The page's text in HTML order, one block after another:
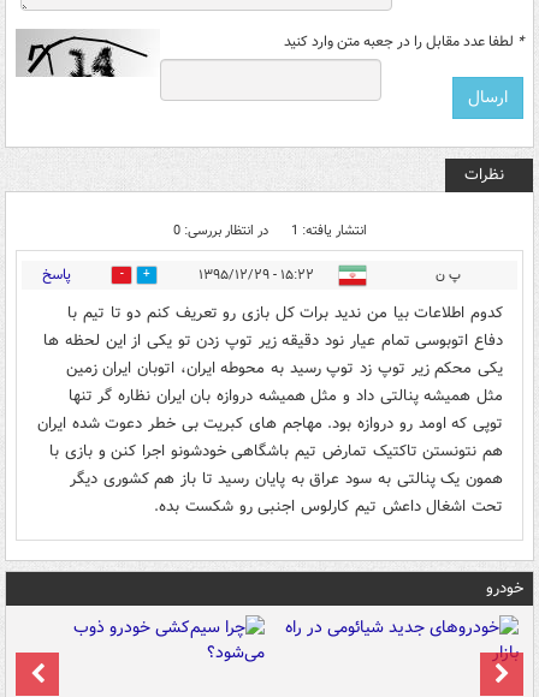
* لطفا عدد مقابل را در جعبه متن وارد کنید
نظرات
انتشار یافته: 1 در انتظار بررسی: 0
پ ن ۱۵:۲۲ - ۱۳۹۵/۱۲/۲۹ 1 پاسخ
کدوم اطلاعات بیا من ندید برات کل بازی رو تعریف کنم دو تا تیم با
دفاع اتوبوسی تمام عیار نود دقیقه زیر توپ زدن تو یکی از این لحظه ها
یکی محکم زیر توپ زد توپ رسید به محوطه ایران، اتوبان ایران زمین
مثل همیشه پنالتی داد و مثل همیشه دروازه بان ایران نظاره گر تنها
توپی که اومد رو دروازه بود. مهاجم های کبریت بی خطر دعوت شده ایران
هم نتونستن تاکتیک تمارض تیم باشگاهی خودشونو اجرا کنن و بازی با
همون یک پنالتی به سود عراق به پایان رسید تا باز هم کشوری دیگر
تحت اشغال داعش تیم کارلوس اجنبی رو شکست بده.
خودرو